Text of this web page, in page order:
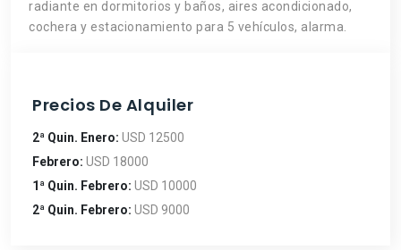
radiante en dormitorios y baños, aires acondicionado,
cochera y estacionamiento para 5 vehículos, alarma.
Precios De Alquiler
2ª Quin. Enero: USD 12500
Febrero: USD 18000
1ª Quin. Febrero: USD 10000
2ª Quin. Febrero: USD 9000